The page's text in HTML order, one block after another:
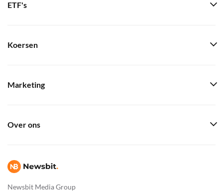
Newsbit Media Group
ETF's
Koersen
Marketing
Over ons